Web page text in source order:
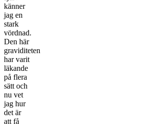
känner
jag en
stark
vördnad.
Den här
graviditeten
har varit
läkande
på flera
sätt och
nu vet
jag hur
det är
att få